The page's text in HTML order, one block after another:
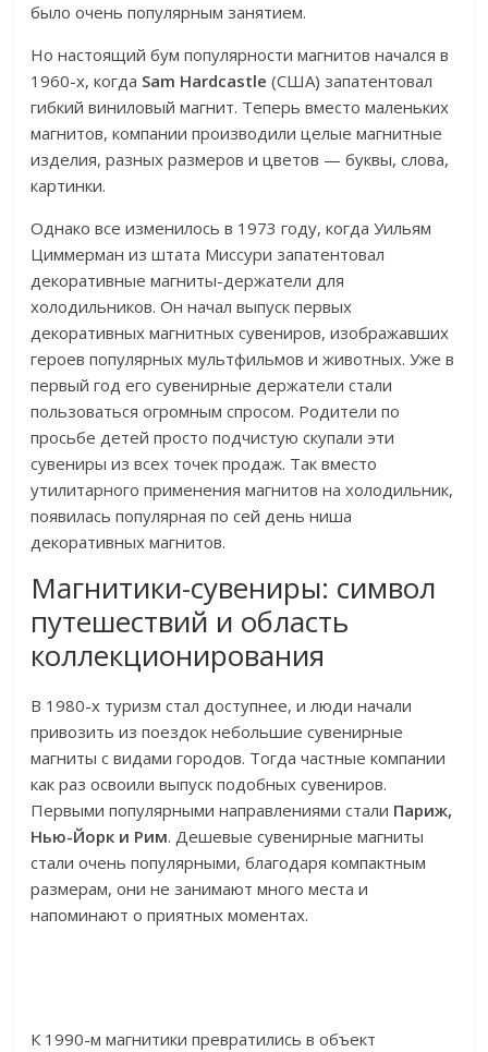
было очень популярным занятием.
Но настоящий бум популярности магнитов начался в
1960-х, когда Sam Hardcastle (США) запатентовал
гибкий виниловый магнит. Теперь вместо маленьких
магнитов, компании производили целые магнитные
изделия, разных размеров и цветов — буквы, слова,
картинки.
Однако все изменилось в 1973 году, когда Уильям
Циммерман из штата Миссури запатентовал
декоративные магниты-держатели для
холодильников. Он начал выпуск первых
декоративных магнитных сувениров, изображавших
героев популярных мультфильмов и животных. Уже в
первый год его сувенирные держатели стали
пользоваться огромным спросом. Родители по
просьбе детей просто подчистую скупали эти
сувениры из всех точек продаж. Так вместо
утилитарного применения магнитов на холодильник,
появилась популярная по сей день ниша
декоративных магнитов.
Магнитики-сувениры: символ
путешествий и область
коллекционирования
В 1980-х туризм стал доступнее, и люди начали
привозить из поездок небольшие сувенирные
магниты с видами городов. Тогда частные компании
как раз освоили выпуск подобных сувениров.
Первыми популярными направлениями стали Париж,
Нью-Йорк и Рим. Дешевые сувенирные магниты
стали очень популярными, благодаря компактным
размерам, они не занимают много места и
напоминают о приятных моментах.
К 1990-м магнитики превратились в объект